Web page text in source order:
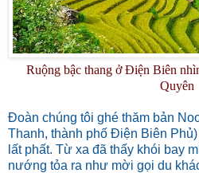
Ruộng bậc thang ở Điện Biên
Quyên
Đoàn chúng tôi ghé thăm bản
Thanh, thành phố Điện Biên
lất phất. Từ xa đã thấy khói bay
nướng tỏa ra như mời gọi du